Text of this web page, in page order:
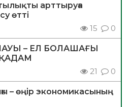
арттыруға
өтті
15 0
– ЕЛ БОЛАШАҒЫ
21 0
– өңір экономикасының